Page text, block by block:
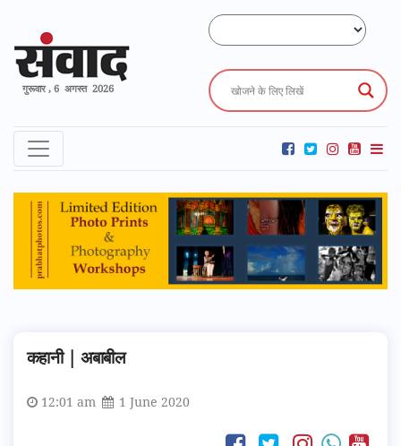
गुरूवार , 6 अगस्त 2026
कहानी | अबाबील
12:01 am 1 June 2020